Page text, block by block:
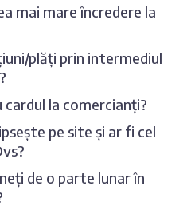
mai mare încredere la
plăți prin intermediul
la comercianți?
pe site și ar fi cel
de o parte lunar în